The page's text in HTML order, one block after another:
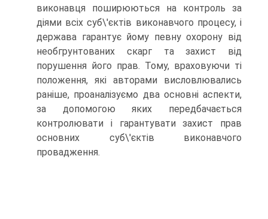
виконав­ця поширюються на контроль за
діями всіх суб\'єктів ви­конавчого процесу, і
держава гарантує йому певну охо­рону від
необгрунтованих скарг та захист від
порушення його прав. Тому, враховуючи ті
положення, які автора­ми висловлювались
раніше, проаналізуємо два основні аспекти,
за допомогою яких передбачається
контролюва­ти і гарантувати захист прав
основних суб\'єктів вико­навчого
провадження.